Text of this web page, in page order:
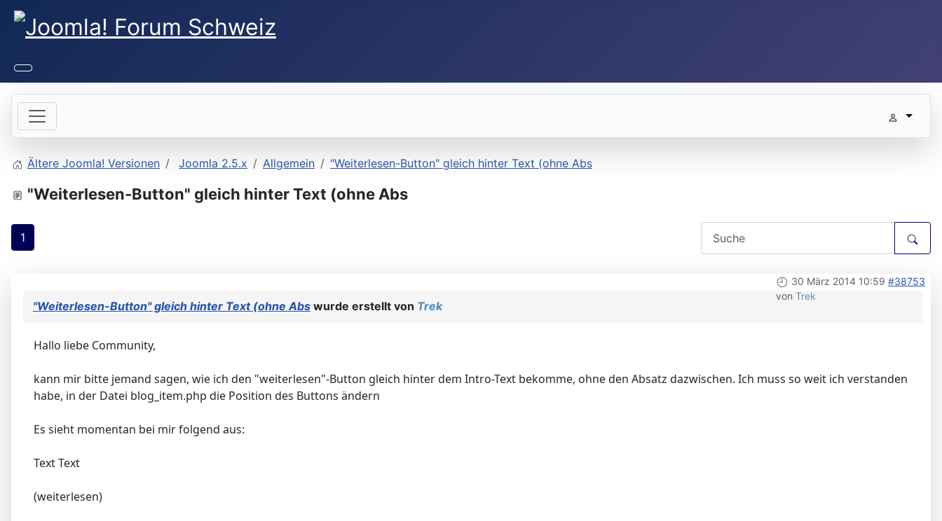
Ältere Joomla! Versionen Joomla 2.5.x Allgemein "Weiterlesen-Button" gleich hinter Text (ohne Abs
"Weiterlesen-Button" gleich hinter Text (ohne Abs
1
30 März 2014 10:59 #38753
von Trek
"Weiterlesen-Button" gleich hinter Text (ohne Abs wurde erstellt von Trek
Hallo liebe Community,
kann mir bitte jemand sagen, wie ich den "weiterlesen"-Button gleich hinter dem Intro-Text bekomme, ohne den Absatz dazwischen. Ich muss so weit ich verstanden
habe, in der Datei blog_item.php die Position des Buttons ändern
Es sieht momentan bei mir folgend aus:
Text Text
(weiterlesen)